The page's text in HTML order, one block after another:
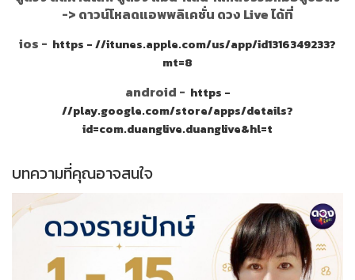
-> ดาวน์โหลดแอพพลิเคชั่น ดวง Live ได้ที่
ios - https - //itunes.apple.com/us/app/id1316349233?
mt=8
android - https -
//play.google.com/store/apps/details?
id=com.duanglive.duanglive&hl=t
บทความที่คุณอาจสนใจ